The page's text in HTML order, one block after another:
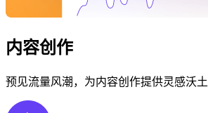
内容创作
预见流量风潮，为内容创作提供灵感沃土